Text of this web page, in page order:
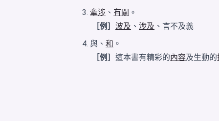
牽涉 、 有關 。
［例］ 波及 、 涉及 、言不及義
與、 和 。
［例］ 這本書有精彩的內容及生動的